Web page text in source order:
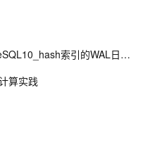
PostgresChina2018_赖思超_PostgreSQL10_hash索引的WAL日志修改版final
算实践